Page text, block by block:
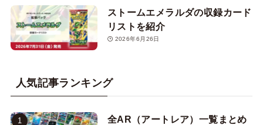
ストームエメラルダの収録カード
リストを紹介
2026年6月26日
人気記事ランキング
全AR（アートレア）一覧まとめ